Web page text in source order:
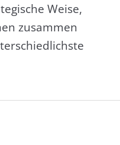
Weise,
zusammen